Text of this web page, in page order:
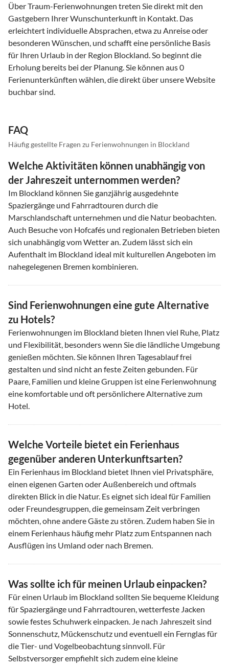
Über Traum-Ferienwohnungen treten Sie direkt mit den
Gastgebern Ihrer Wunschunterkunft in Kontakt. Das
erleichtert individuelle Absprachen, etwa zu Anreise oder
besonderen Wünschen, und schafft eine persönliche Basis
für Ihren Urlaub in der Region Blockland. So beginnt die
Erholung bereits bei der Planung. Sie können aus 0
Ferienunterkünften wählen, die direkt über unsere Website
buchbar sind.
FAQ
Häufig gestellte Fragen zu Ferienwohnungen in Blockland
Welche Aktivitäten können unabhängig von
der Jahreszeit unternommen werden?
Im Blockland können Sie ganzjährig ausgedehnte
Spaziergänge und Fahrradtouren durch die
Marschlandschaft unternehmen und die Natur beobachten.
Auch Besuche von Hofcafés und regionalen Betrieben bieten
sich unabhängig vom Wetter an. Zudem lässt sich ein
Aufenthalt im Blockland ideal mit kulturellen Angeboten im
nahegelegenen Bremen kombinieren.
Sind Ferienwohnungen eine gute Alternative
zu Hotels?
Ferienwohnungen im Blockland bieten Ihnen viel Ruhe, Platz
und Flexibilität, besonders wenn Sie die ländliche Umgebung
genießen möchten. Sie können Ihren Tagesablauf frei
gestalten und sind nicht an feste Zeiten gebunden. Für
Paare, Familien und kleine Gruppen ist eine Ferienwohnung
eine komfortable und oft persönlichere Alternative zum
Hotel.
Welche Vorteile bietet ein Ferienhaus
gegenüber anderen Unterkunftsarten?
Ein Ferienhaus im Blockland bietet Ihnen viel Privatsphäre,
einen eigenen Garten oder Außenbereich und oftmals
direkten Blick in die Natur. Es eignet sich ideal für Familien
oder Freundesgruppen, die gemeinsam Zeit verbringen
möchten, ohne andere Gäste zu stören. Zudem haben Sie in
einem Ferienhaus häufig mehr Platz zum Entspannen nach
Ausflügen ins Umland oder nach Bremen.
Was sollte ich für meinen Urlaub einpacken?
Für einen Urlaub im Blockland sollten Sie bequeme Kleidung
für Spaziergänge und Fahrradtouren, wetterfeste Jacken
sowie festes Schuhwerk einpacken. Je nach Jahreszeit sind
Sonnenschutz, Mückenschutz und eventuell ein Fernglas für
die Tier- und Vogelbeobachtung sinnvoll. Für
Selbstversorger empfiehlt sich zudem eine kleine